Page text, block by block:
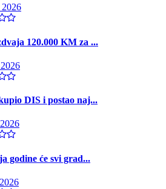
120.000 KM za ...
DIS i postao naj...
godine će svi grad...